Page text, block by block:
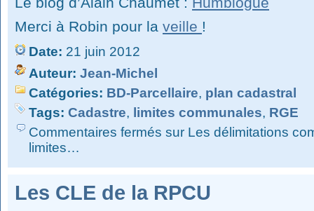
Merci à Robin pour la veille !
Date: 21 juin 2012
Auteur: Jean-Michel
Catégories: BD-Parcellaire, plan cadastral
Tags: Cadastre, limites communales, RGE
Commentaires fermés sur Les délimitations
limites…
Les CLE de la RPCU